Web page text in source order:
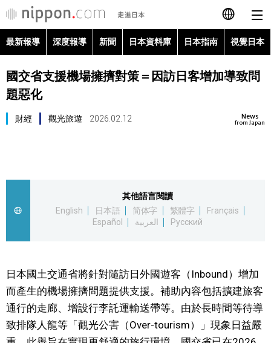
日本語
English
最新報導
視覺日本
臺灣香港
最新報導 深度報導 新聞 日本資料庫 日本指南 視覺日本
國交省支援機場擁擠對策＝因訪日客增加導致問
題惡化
News
from Japan
財經 觀光旅遊 2026.02.12
其他語言閱讀
English
日本語 简体字 繁體字
Français
Español
العربية Русский
日本國土交通省將針對隨訪日外國遊客（Inbound）增加
而產生的機場擁擠問題提供支援。補助內容包括擴建旅客
通行的走廊、增設行李託運輸送帶等。由於長時間等待導
致排隊人龍等「觀光公害（Over-tourism）」現象日益嚴